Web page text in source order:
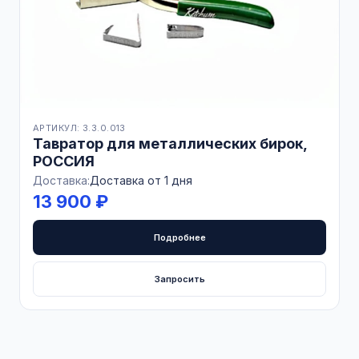
АРТИКУЛ: 3.3.0.013
Тавратор для металлических бирок,
РОССИЯ
Доставка:Доставка от 1 дня
13 900 ₽
Подробнее
Запросить